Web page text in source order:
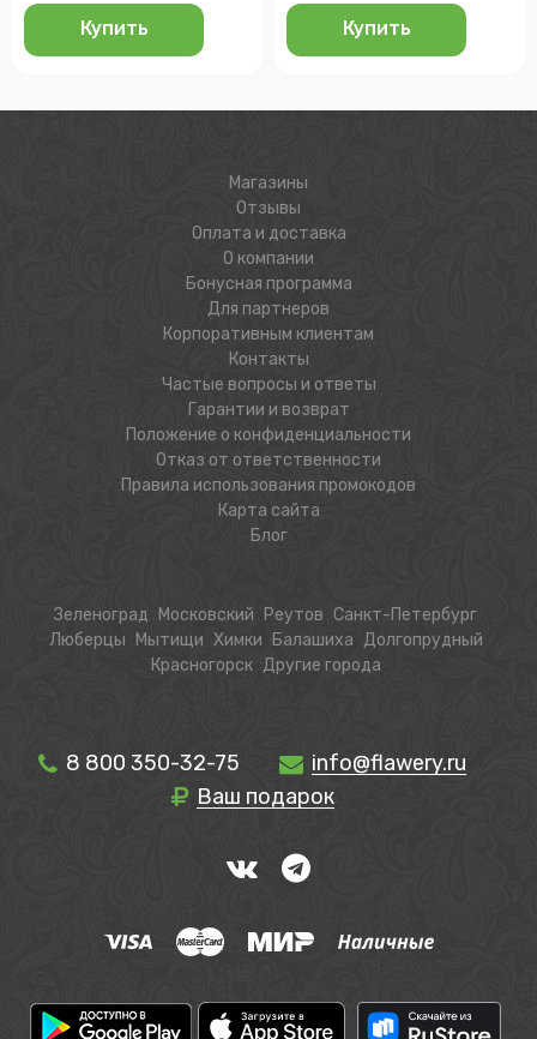
Купить Купить
Магазины
Отзывы
Оплата и доставка
О компании
Бонусная программа
Для партнеров
Корпоративным клиентам
Контакты
Частые вопросы и ответы
Гарантии и возврат
Положение о конфиденциальности
Отказ от ответственности
Правила использования промокодов
Карта сайта
Блог
Зеленоград Московский Реутов Санкт-Петербург
Люберцы
Мытищи Химки Балашиха Долгопрудный
Красногорск Другие города
8 800 350-32-75
info@flawery.ru
Ваш подарок